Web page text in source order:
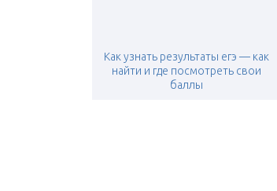
Как узнать результаты егэ — как
найти и где посмотреть свои
баллы